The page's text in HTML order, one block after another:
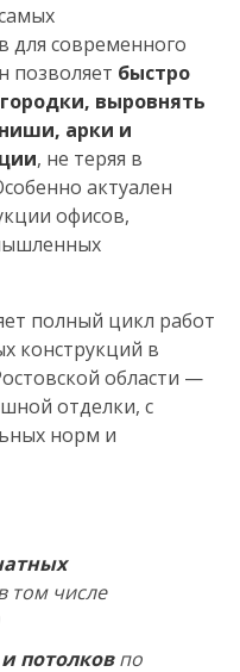
для современного
позволяет быстро
выровнять
арки и
, не теряя в
актуален
офисов,
полный цикл работ
конструкций в
области —
отделки, с
норм и
том числе
потолковпо